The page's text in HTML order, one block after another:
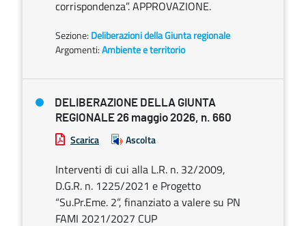
corrispondenza”. APPROVAZIONE.
Sezione: Deliberazioni della Giunta regionale
Argomenti:Ambiente e territorio
DELIBERAZIONE DELLA GIUNTA
REGIONALE 26 maggio 2026, n. 660
Scarica Ascolta
Interventi di cui alla L.R. n. 32/2009,
D.G.R. n. 1225/2021 e Progetto
“Su.Pr.Eme. 2”, finanziato a valere su PN
FAMI 2021/2027 CUP